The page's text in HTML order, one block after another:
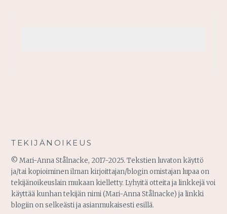
TEKIJÄNOIKEUS
© Mari-Anna Stålnacke, 2017-2025. Tekstien luvaton käyttö
ja/tai kopioiminen ilman kirjoittajan/blogin omistajan lupaa on
tekijänoikeuslain mukaan kielletty. Lyhyitä otteita ja linkkejä voi
käyttää kunhan tekijän nimi (Mari-Anna Stålnacke) ja linkki
blogiin on selkeästi ja asianmukaisesti esillä.